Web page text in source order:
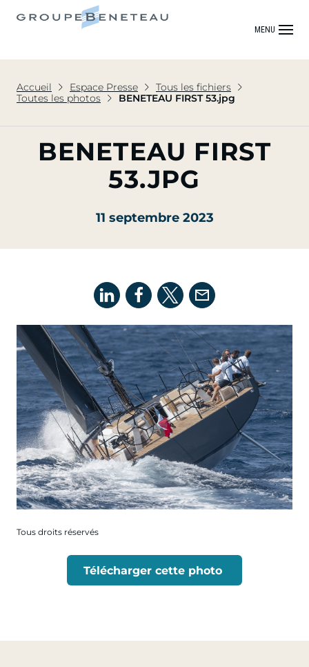
MENU
Accueil Espace Presse
Tous les fichiers
Toutes les photos
BENETEAU FIRST 53.jpg
BENETEAU FIRST
53.JPG
11 septembre 2023
Tous droits réservés
Télécharger cette photo